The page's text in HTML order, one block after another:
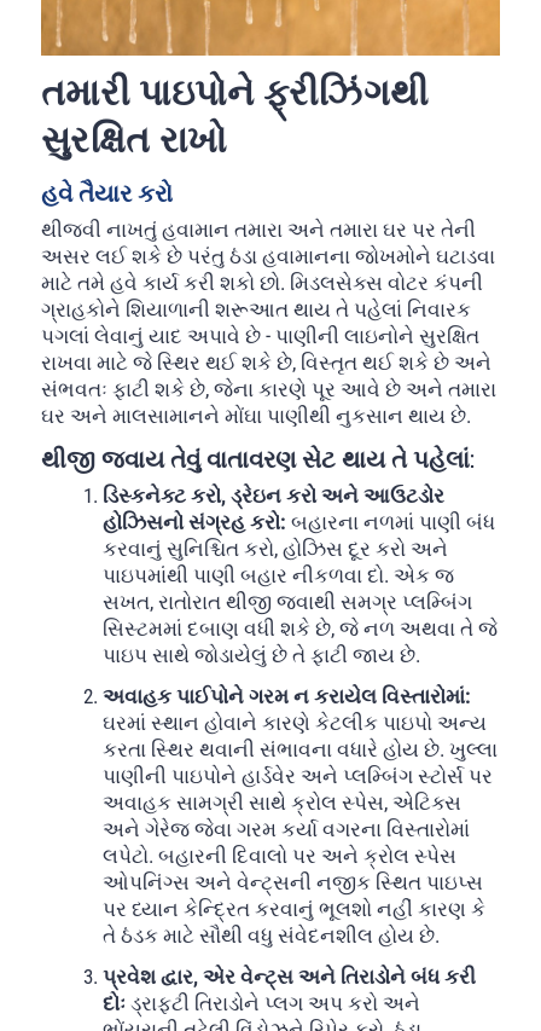
તમારી પાઇપોને ફ્રીઝિંગથી
સુરક્ષિત રાખો
હવે તૈયાર કરો
થીજવી નાખતું હવામાન તમારા અને તમારા ઘર પર તેની
અસર લઈ શકે છે પરંતુ ઠંડા હવામાનના જોખમોને ઘટાડવા
માટે તમે હવે કાર્ય કરી શકો છો. મિડલસેક્સ વોટર કંપની
ગ્રાહકોને શિયાળાની શરૂઆત થાય તે પહેલાં નિવારક
પગલાં લેવાનું યાદ અપાવે છે - પાણીની લાઇનોને સુરક્ષિત
રાખવા માટે જે સ્થિર થઈ શકે છે, વિસ્તૃત થઈ શકે છે અને
સંભવતઃ ફાટી શકે છે, જેના કારણે પૂર આવે છે અને તમારા
ઘર અને માલસામાનને મોંઘા પાણીથી નુકસાન થાય છે.
થીજી જવાય તેવું વાતાવરણ સેટ થાય તે પહેલાં:
ડિસ્કનેક્ટ કરો, ડ્રેઇન કરો અને આઉટડોર
હોઝિસનો સંગ્રહ કરો: બહારના નળમાં પાણી બંધ
કરવાનું સુનિશ્ચિત કરો, હોઝિસ દૂર કરો અને
પાઇપમાંથી પાણી બહાર નીકળવા દો. એક જ
સખત, રાતોરાત થીજી જવાથી સમગ્ર પ્લમ્બિંગ
સિસ્ટમમાં દબાણ વધી શકે છે, જે નળ અથવા તે જે
પાઇપ સાથે જોડાયેલું છે તે ફાટી જાય છે.
અવાહક પાઈપોને ગરમ ન કરાયેલ વિસ્તારોમાં:
ઘરમાં સ્થાન હોવાને કારણે કેટલીક પાઇપો અન્ય
કરતા સ્થિર થવાની સંભાવના વધારે હોય છે. ખુલ્લા
પાણીની પાઇપોને હાર્ડવેર અને પ્લમ્બિંગ સ્ટોર્સ પર
અવાહક સામગ્રી સાથે ક્રોલ સ્પેસ, એટિક્સ
અને ગેરેજ જેવા ગરમ કર્યા વગરના વિસ્તારોમાં
લપેટો. બહારની દિવાલો પર અને ક્રોલ સ્પેસ
ઓપનિંગ્સ અને વેન્ટ્સની નજીક સ્થિત પાઇપ્સ
પર ધ્યાન કેન્દ્રિત કરવાનું ભૂલશો નહીં કારણ કે
તે ઠંડક માટે સૌથી વધુ સંવેદનશીલ હોય છે.
પ્રવેશ દ્વાર, એર વેન્ટ્સ અને તિરાડોને બંધ કરી
દોઃ ડ્રાફ્ટી તિરાડોને પ્લગ અપ કરો અને